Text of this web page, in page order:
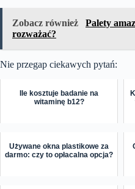
Zobacz również
Palety
rozważać?
Nie przegap ciekawych pytań:
Ile kosztuje badanie na
witaminę b12?
Używane okna plastikowe za
darmo: czy to opłacalna opcja?